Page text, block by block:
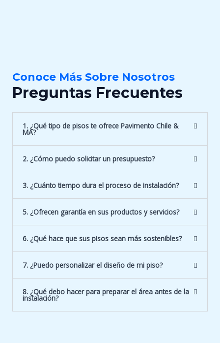
Conoce Más Sobre Nosotros
Preguntas Frecuentes
1. ¿Qué tipo de pisos te ofrece Pavimento Chile &
MA?
2. ¿Cómo puedo solicitar un presupuesto?
3. ¿Cuánto tiempo dura el proceso de instalación?
5. ¿Ofrecen garantía en sus productos y servicios?
6. ¿Qué hace que sus pisos sean más sostenibles?
7. ¿Puedo personalizar el diseño de mi piso?
8. ¿Qué debo hacer para preparar el área antes de la
instalación?